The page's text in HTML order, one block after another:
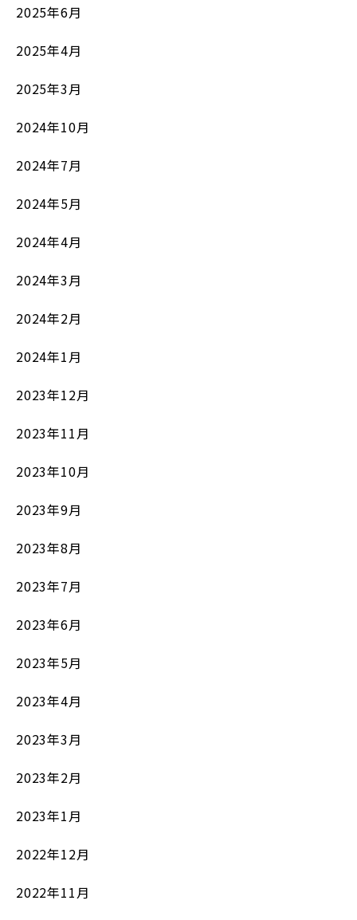
2025年6月
2025年4月
2025年3月
2024年10月
2024年7月
2024年5月
2024年4月
2024年3月
2024年2月
2024年1月
2023年12月
2023年11月
2023年10月
2023年9月
2023年8月
2023年7月
2023年6月
2023年5月
2023年4月
2023年3月
2023年2月
2023年1月
2022年12月
2022年11月